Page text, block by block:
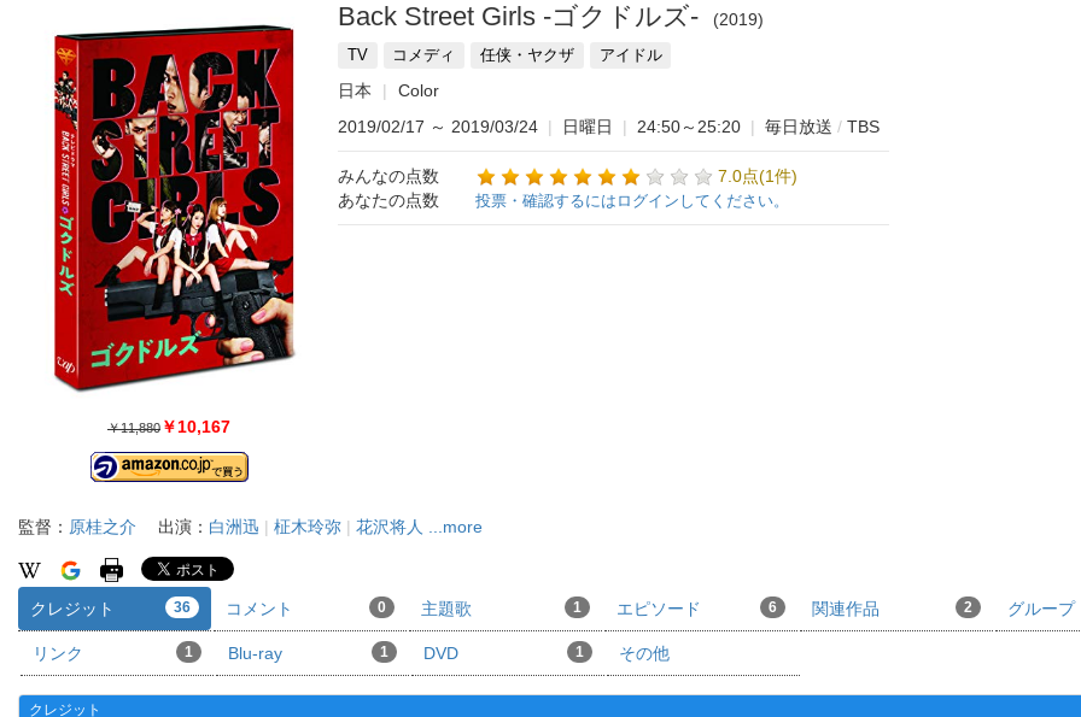
￥11,880 ￥10,167
Back Street Girls -ゴクドルズ- 2019
TV コメディ 任侠・ヤクザ アイドル
日本
Color
2019/02/17 ～ 2019/03/24 | 日曜日 | 24:50～25:20 | 毎日放送 / TBS
みんなの点数
7.0点(1件)
あなたの点数
投票・確認するにはログインしてください。
監督： 原桂之介 出演： 白洲迅 | 柾木玲弥 | 花沢将人 ...more
クレジット 36 コメント 0 主題歌 1 エピソード 6 関連作品 2 グループ
リンク 1 Blu-ray 1 DVD 1 その他
クレジット